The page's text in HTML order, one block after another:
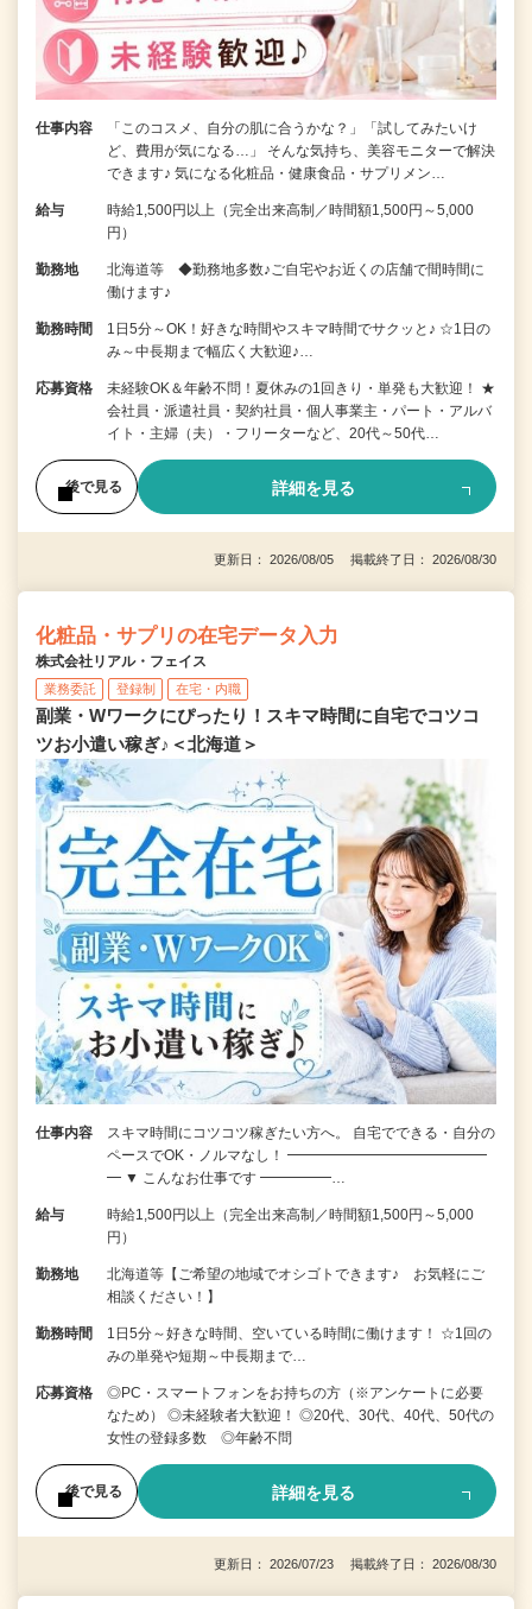
仕事内容
「このコスメ、自分の肌に合うかな？」「試してみたいけ
ど、費用が気になる…」 そんな気持ち、美容モニターで解決
できます♪ 気になる化粧品・健康食品・サプリメン…
給与
時給1,500円以上（完全出来高制／時間額1,500円～5,000
円）
勤務地
北海道等 ◆勤務地多数♪ご自宅やお近くの店舗で間時間に
働けます♪
勤務時間
1日5分～OK！好きな時間やスキマ時間でサクッと♪ ☆1日の
み～中長期まで幅広く大歓迎♪…
応募資格
未経験OK＆年齢不問！夏休みの1回きり・単発も大歓迎！ ★
会社員・派遣社員・契約社員・個人事業主・パート・アルバ
イト・主婦（夫）・フリーターなど、20代～50代…
後で見る 詳細を見る
更新日： 2026/08/05 掲載終了日： 2026/08/30
化粧品・サプリの在宅データ入力
株式会社リアル・フェイス
業務委託 登録制 在宅・内職
副業・Wワークにぴったり！スキマ時間に自宅でコツコ
ツお小遣い稼ぎ♪＜北海道＞
仕事内容
スキマ時間にコツコツ稼ぎたい方へ。 自宅でできる・自分の
ペースでOK・ノルマなし！ ━━━━━━━━━━━━━━
━ ▼ こんなお仕事です ━━━━━…
給与
時給1,500円以上（完全出来高制／時間額1,500円～5,000
円）
勤務地
北海道等【ご希望の地域でオシゴトできます♪ お気軽にご
相談ください！】
勤務時間
1日5分～好きな時間、空いている時間に働けます！ ☆1回の
みの単発や短期～中長期まで…
応募資格
◎PC・スマートフォンをお持ちの方（※アンケートに必要
なため） ◎未経験者大歓迎！ ◎20代、30代、40代、50代の
女性の登録多数 ◎年齢不問
後で見る 詳細を見る
更新日： 2026/07/23 掲載終了日： 2026/08/30